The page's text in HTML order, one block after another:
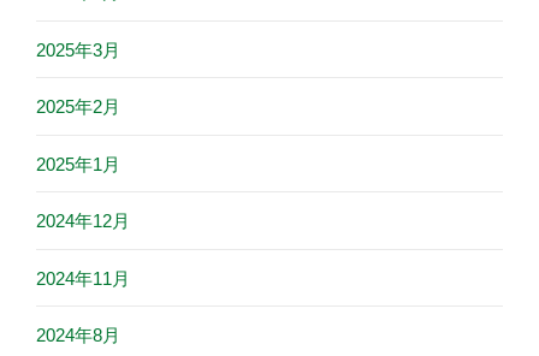
2025年3月
2025年2月
2025年1月
2024年12月
2024年11月
2024年8月